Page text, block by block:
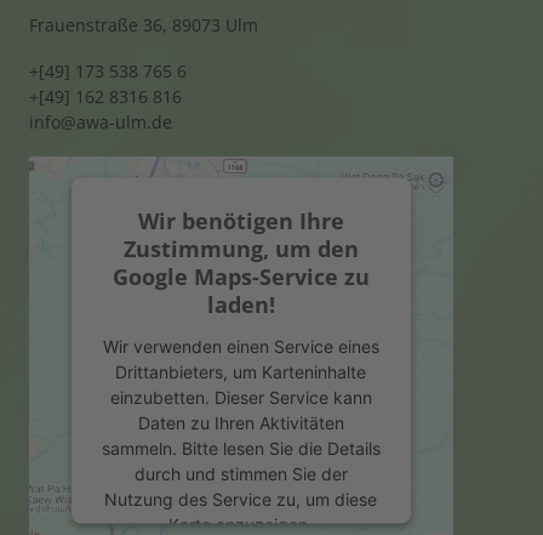
Frauenstraße 36, 89073 Ulm
+[49] 173 538 765 6
+[49] 162 8316 816
info@awa-ulm.de
Wir benötigen Ihre
Zustimmung, um den
Google Maps-Service zu
laden!
Wir verwenden einen Service eines
Drittanbieters, um Karteninhalte
einzubetten. Dieser Service kann
Daten zu Ihren Aktivitäten
sammeln. Bitte lesen Sie die Details
durch und stimmen Sie der
Nutzung des Service zu, um diese
Karte anzuzeigen.